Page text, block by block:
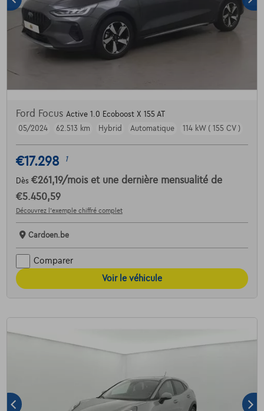
Ford Focus Active 1.0 Ecoboost X 155 AT
05/2024
62.513 km Hybrid Automatique 114 kW ( 155 CV )
€17.298 1
Dès €261,19/mois et une dernière mensualité de
€5.450,59
Découvrez l’exemple chiffré complet
Cardoen.be
Comparer
Voir le véhicule